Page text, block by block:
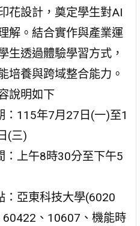
花設計，奠定學生對AI
解。結合實作與產業運
生透過體驗學習方式，
培養與跨域整合能力。
說明如下
：115年7月27日(一)至1
(三)
：上午8時30分至下午5
：亞東科技大學(6020
、10607、機能時